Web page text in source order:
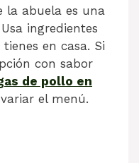
la abuela es una
ingredientes
en casa. Si
con sabor
de pollo en
el menú.